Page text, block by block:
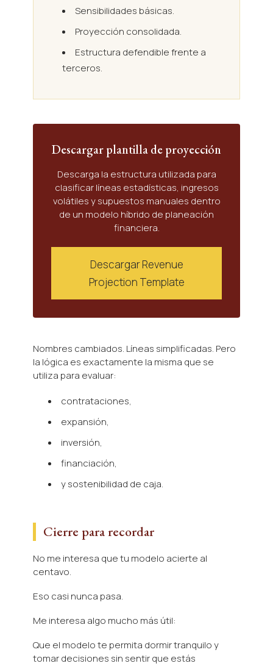
Sensibilidades básicas.
Proyección consolidada.
Estructura defendible frente a
terceros.
Descargar plantilla de proyección
Descarga la estructura utilizada para
clasificar líneas estadísticas, ingresos
volátiles y supuestos manuales dentro
de un modelo híbrido de planeación
financiera.
Descargar Revenue
Projection Template
Nombres cambiados. Líneas simplificadas. Pero
la lógica es exactamente la misma que se
utiliza para evaluar:
contrataciones,
expansión,
inversión,
financiación,
y sostenibilidad de caja.
Cierre para recordar
No me interesa que tu modelo acierte al
centavo.
Eso casi nunca pasa.
Me interesa algo mucho más útil:
Que el modelo te permita dormir tranquilo y
tomar decisiones sin sentir que estás